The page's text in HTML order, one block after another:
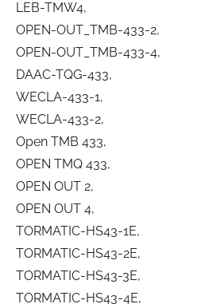
LEB-TMW4,
OPEN-OUT_TMB-433-2,
OPEN-OUT_TMB-433-4,
DAAC-TQG-433,
WECLA-433-1,
WECLA-433-2,
Open TMB 433,
OPEN TMQ 433,
OPEN OUT 2,
OPEN OUT 4,
TORMATIC-HS43-1E,
TORMATIC-HS43-2E,
TORMATIC-HS43-3E,
TORMATIC-HS43-4E,